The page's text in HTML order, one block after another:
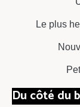
Le plus
Du côté du